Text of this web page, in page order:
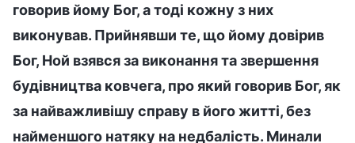
говорив йому Бог, а тоді кожну з них
виконував. Прийнявши те, що йому довірив
Бог, Ной взявся за виконання та звершення
будівництва ковчега, про який говорив Бог, як
за найважливішу справу в його житті, без
найменшого натяку на недбалість. Минали